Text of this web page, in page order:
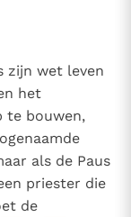
zijn wet leven
het
te bouwen,
als de Paus
priester die
de